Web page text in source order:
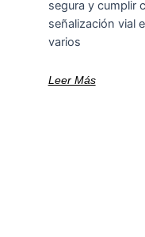
segura y cumplir
señalización vial
varios
Leer Más